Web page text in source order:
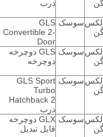
درب
سوسک GLS
Convertible 2-
Door
سوسک
GLS دوچرخه
دوچرخه
سوسک GLS Sport
Turbo
Hatchback 2
درب
سوسک
GLX دوچرخه
قابل تبدیل